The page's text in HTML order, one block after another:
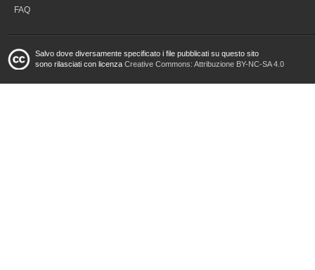
FAQ
Salvo dove diversamente specificato i file pubblicati su questo sito
sono rilasciati con licenza Creative Commons: Attribuzione BY-NC-SA 4.0